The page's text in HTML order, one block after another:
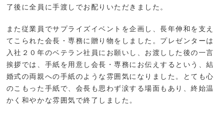
了後に全員に手渡しでお配りいただきました。
また従業員でサプライズイベントを企画し、長年伸和を支え
てこられた会長・専務に贈り物をしました。プレゼンターは
入社２０年のベテラン社員にお願いし、お渡しした後の一言
挨拶では、手紙を用意し会長・専務にお伝えするという、結
婚式の両親への手紙のような雰囲気になりました。とても心
のこもった手紙で、会長も思わず涙する場面もあり、終始温
かく和やかな雰囲気で終了しました。